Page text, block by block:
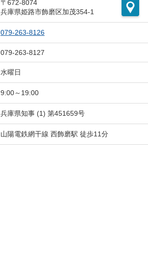
〒672-8074
兵庫県姫路市飾磨区加茂354-1
079-263-8126
079-263-8127
水曜日
9:00～19:00
兵庫県知事 (1) 第451659号
山陽電鉄網干線 西飾磨駅 徒歩11分